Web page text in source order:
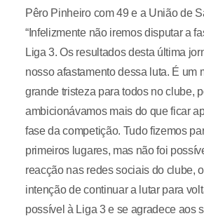
Pêro Pinheiro com 49 e a União de
“Infelizmente não iremos disputar a
Liga 3. Os resultados desta última
nosso afastamento dessa luta. É um
grande tristeza para todos no clube,
ambicionávamos mais do que ficar
fase da competição. Tudo fizemos
primeiros lugares, mas não foi
reacção nas redes sociais do clube,
intenção de continuar a lutar para
possível à Liga 3 e se agradece aos